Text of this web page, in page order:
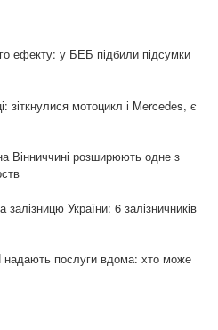
ефекту: у БЕБ підбили підсумки
зіткнулися мотоцикл і Mercedes, є
Вінниччині розширюють одне з
України: 6 залізничників
надають послуги вдома: хто може